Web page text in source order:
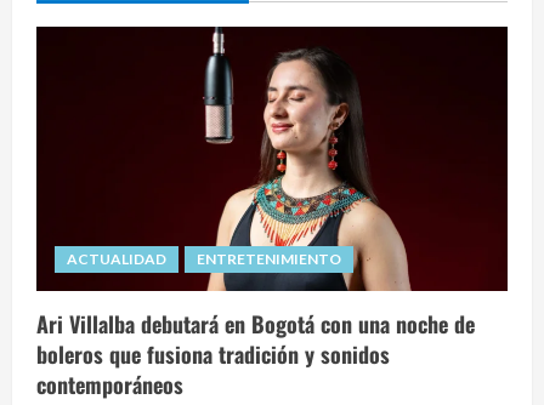
ACTUALIDAD ENTRETENIMIENTO
Ari Villalba debutará en Bogotá con una noche de
boleros que fusiona tradición y sonidos
contemporáneos